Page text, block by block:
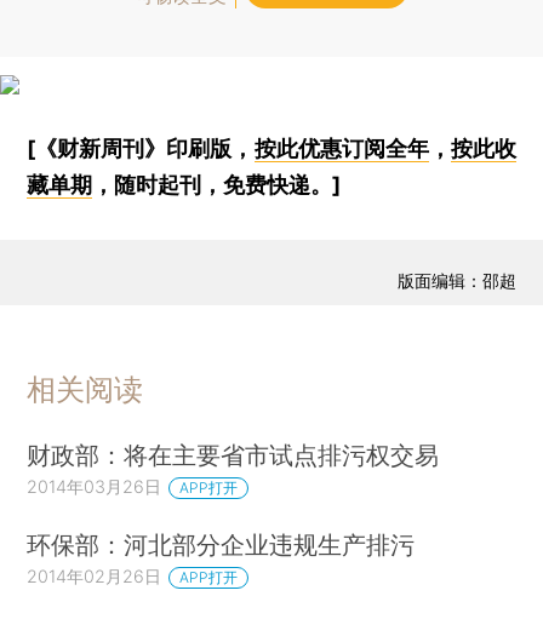
[《财新周刊》印刷版， 按此优惠订阅全年， 按此收
藏单期 ，随时起刊，免费快递。]
版面编辑：邵超
相关阅读
财政部：将在主要省市试点排污权交易
2014年03月26日 APP打开
环保部：河北部分企业违规生产排污
2014年02月26日 APP打开